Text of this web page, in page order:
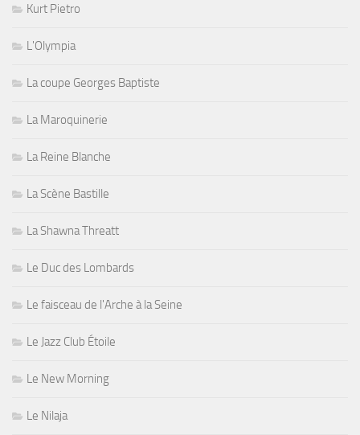
Kurt Pietro
L'Olympia
La coupe Georges Baptiste
La Maroquinerie
La Reine Blanche
La Scène Bastille
La Shawna Threatt
Le Duc des Lombards
Le faisceau de l'Arche à la Seine
Le Jazz Club Étoile
Le New Morning
Le Nilaja